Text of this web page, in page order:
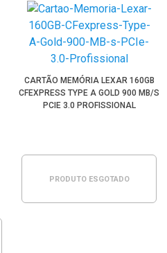
CARTÃO MEMÓRIA LEXAR 160GB
CFEXPRESS TYPE A GOLD 900 MB/S
PCIE 3.0 PROFISSIONAL
PRODUTO ESGOTADO